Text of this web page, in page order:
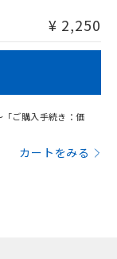
¥ 2,250
ご購入手続き：価
カートをみる